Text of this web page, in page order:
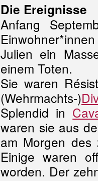
Die Ereignisse
Anfang
Julien ein
einem Toten.
Sie waren
(Wehrmachts-)
Splendid in
waren sie aus
am Morgen des
Einige waren
worden. Der